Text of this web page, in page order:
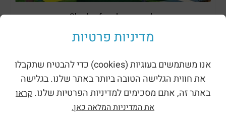
Shades for playgrounds
מדיניות פרטיות
אנו משתמשים בעוגיות (cookies) כדי להבטיח שתקבלו
את חווית הגלישה הטובה ביותר באתר שלנו. בגלישה
באתר זה, אתם מסכימים למדיניות הפרטיות שלנו. קראו
את המדיניות המלאה כאן.